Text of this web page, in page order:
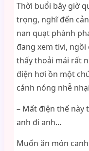
Thời buổi bây giờ
trọng, nghĩ đến
nan quạt phành
đang xem tivi,
thấy thoải mái rất
điện hơi ồn một
cảnh nóng nhễ
– Mất điện thế này
anh đi anh…
Muốn ăn món